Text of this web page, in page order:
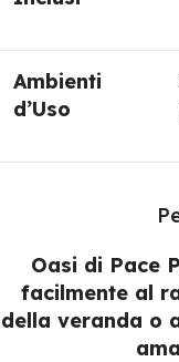
Ambienti
d’Uso
Oasi di Pace
facilmente al
della veranda o